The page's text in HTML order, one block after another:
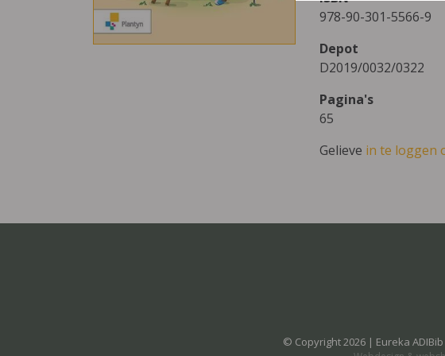
978-90-301-5566-9
Depot
D2019/0032/0322
Pagina's
65
Gelieve in te loggen
© Copyright 2026 | Eureka ADIBib